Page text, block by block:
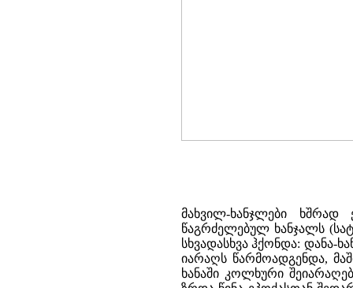
მახვილ-ხანჯლები
წაგრძელებულ ხანჯალს
სხვადასხვა ჰქონდა: დანა-
იარაღს წარმოადგენდა,
ხანაში კოლხური